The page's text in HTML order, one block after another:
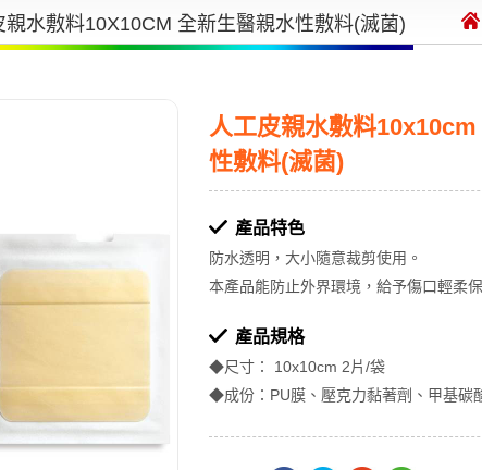
親水敷料10X10CM 全新生醫親水性敷料(滅菌)
人工皮親水敷料
性敷料(滅菌)
產品特色
防水透明，大小隨意裁剪使用。
本產品能防止外界環境，給予傷口輕柔
產品規格
◆尺寸： 10x10cm 2片/袋
◆成份：PU膜、壓克力黏著劑、甲基碳